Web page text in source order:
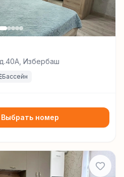
Избербаш
Бассейн
Выбрать номер